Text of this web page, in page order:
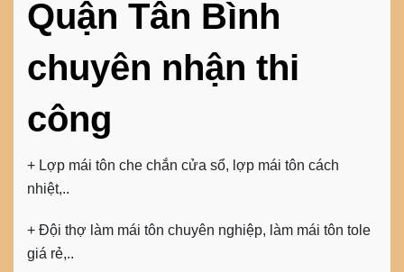
Quận Tân Bình
chuyên nhận thi
công
+ Lợp mái tôn che chắn cửa sổ, lợp mái tôn cách
nhiệt,..
+ Đội thợ làm mái tôn chuyên nghiệp, làm mái tôn tole
giá rẻ,..